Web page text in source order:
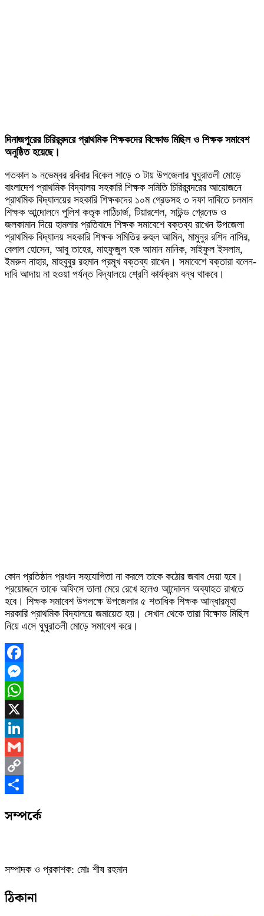
দিনাজপুরের চিরিরবন্দরে প্রাথমিক শিক্ষকদের বিক্ষোভ মিছিল ও শিক্ষক সমাবেশ
অনুষ্ঠিত হয়েছে।
গতকাল ৯ নভেম্বর রবিবার বিকেল সাড়ে ৩ টায় উপজেলার ঘুঘুরাতলী মোড়ে
বাংলাদেশ প্রাথমিক বিদ্যালয় সহকারি শিক্ষক সমিতি চিরিরবন্দরের আয়োজনে
প্রাথমিক বিদ্যালয়ের সহকারি শিক্ষকদের ১০ম গ্রেডসহ ৩ দফা দাবিতে চলমান
শিক্ষক আন্দোলনে পুলিশ কতৃক লাঠিচার্জ, টিয়ারশেল, সাউন্ড গ্রেনেড ও
জলকামান দিয়ে হামলার প্রতিবাদে শিক্ষক সমাবেশে বক্তব্য রাখেন উপজেলা
প্রাথমিক বিদ্যালয় সহকারি শিক্ষক সমিতির রুহুল আমিন, মামুনুর রশিদ নাসির,
বেলাল হোসেন, আবু তাহের, মাহফুজুল হক আমান মানিক, সাইফুল ইসলাম,
ইমরুন নাহার, মাহবুবুর রহমান প্রমূখ বক্তব্য রাখেন। সমাবেশে বক্তারা বলেন-
দাবি আদায় না হওয়া পর্যন্ত বিদ্যালয়ে শ্রেণি কার্যক্রম বন্ধ থাকবে।
কোন প্রতিষ্ঠান প্রধান সহযোগিতা না করলে তাকে কঠোর জবাব দেয়া হবে।
প্রয়োজনে তাকে অফিসে তালা মেরে রেখে হলেও আন্দোলন অব্যাহত রাখতে
হবে। শিক্ষক সমাবেশ উপলক্ষে উপজেলার ৫ শতাধিক শিক্ষক আন্ধারমূহা
সরকারি প্রাথমিক বিদ্যালয়ে জমায়েত হয়। সেখান থেকে তারা বিক্ষোভ মিছিল
নিয়ে এসে ঘুঘুরাতলী মোড়ে সমাবেশ করে।
Facebook
Messenger
WhatsApp
X
LinkedIn
Gmail
Copy
সম্পর্কে
সম্পাদক ও প্রকাশক: মোঃ শীষ রহমান
ঠিকানা